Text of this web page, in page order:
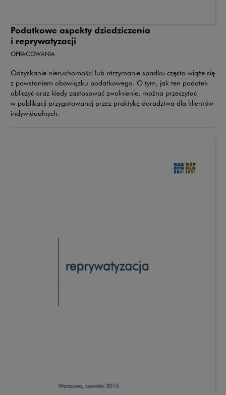
Podatkowe aspekty dziedziczenia
i reprywatyzacji
OPRACOWANIA
Odzyskanie nieruchomości lub otrzymanie spadku często wiąże się
z powstaniem obowiązku podatkowego. O tym, jak ten podatek
obliczyć oraz kiedy zastosować zwolnienie, można przeczytać
w publikacji przygotowanej przez praktykę doradztwa dla klientów
indywidualnych.